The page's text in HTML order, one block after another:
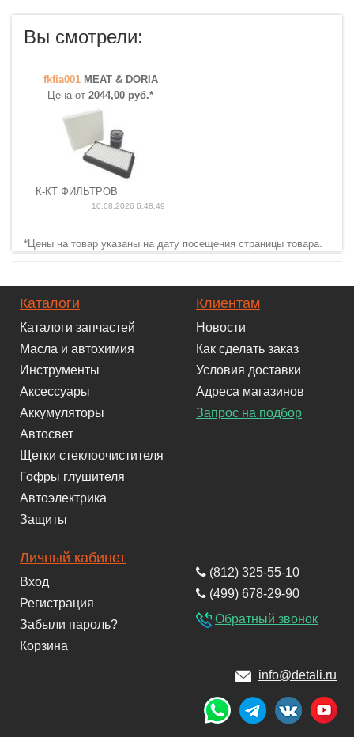
Вы смотрели:
fkfia001 MEAT & DORIA
Цена от 2044,00 руб.*
К-КТ ФИЛЬТРОВ
10.08.2026 6:48:49
*Цены на товар указаны на дату посещения страницы товара.
Каталоги
Каталоги запчастей
Масла и автохимия
Инструменты
Аксессуары
Аккумуляторы
Автосвет
Щетки стеклоочистителя
Гофры глушителя
Автоэлектрика
Защиты
Клиентам
Новости
Как сделать заказ
Условия доставки
Адреса магазинов
Запрос на подбор
Личный кабинет
Вход
Регистрация
Забыли пароль?
Корзина
(812) 325-55-10
(499) 678-29-90
Обратный звонок
info@detali.ru